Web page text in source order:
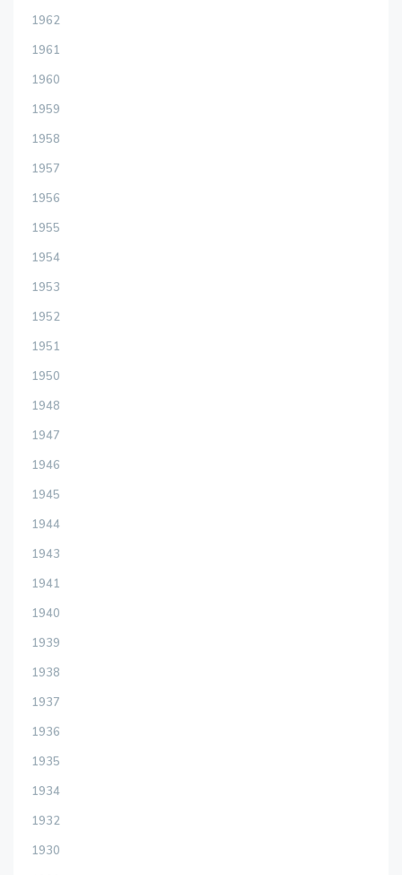
1962
1961
1960
1959
1958
1957
1956
1955
1954
1953
1952
1951
1950
1948
1947
1946
1945
1944
1943
1941
1940
1939
1938
1937
1936
1935
1934
1932
1930